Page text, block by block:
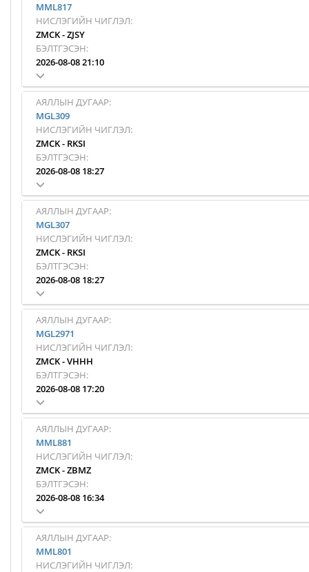
MML817
НИСЛЭГИЙН ЧИГЛЭЛ:
ZMCK-ZJSY
БЭЛТГЭСЭН:
2026-08-08 21:10
АЯЛЛЫН ДУГААР:
MGL309
НИСЛЭГИЙН ЧИГЛЭЛ:
ZMCK- RKSI
БЭЛТГЭСЭН:
2026-08-08 18:27
АЯЛЛЫН ДУГААР:
MGL307
НИСЛЭГИЙН ЧИГЛЭЛ:
ZMCK- RKSI
БЭЛТГЭСЭН:
2026-08-08 18:27
АЯЛЛЫН ДУГААР:
MGL2971
НИСЛЭГИЙН ЧИГЛЭЛ:
ZMCK-VHHH
БЭЛТГЭСЭН:
2026-08-08 17:20
АЯЛЛЫН ДУГААР:
MML881
НИСЛЭГИЙН ЧИГЛЭЛ:
ZMCK-ZBMZ
БЭЛТГЭСЭН:
2026-08-08 16:34
АЯЛЛЫН ДУГААР:
MML801
НИСЛЭГИЙН ЧИГЛЭЛ: